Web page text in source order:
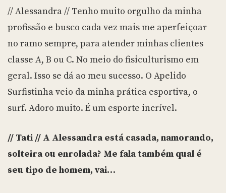
// Alessandra // Tenho muito orgulho da minha
profissão e busco cada vez mais me aperfeiçoar
no ramo sempre, para atender minhas clientes
classe A, B ou C. No meio do fisiculturismo em
geral. Isso se dá ao meu sucesso. O Apelido
Surfistinha veio da minha prática esportiva, o
surf. Adoro muito. É um esporte incrível.
// Tati // A Alessandra está casada, namorando,
solteira ou enrolada? Me fala também qual é
seu tipo de homem, vai…